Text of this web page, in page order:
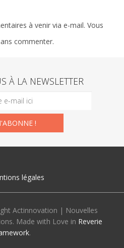
à venir via e-mail. Vous
commenter.
À LA NEWSLETTER
légales
Actinnovation | Nouvelles
Made with Love in Reverie
.